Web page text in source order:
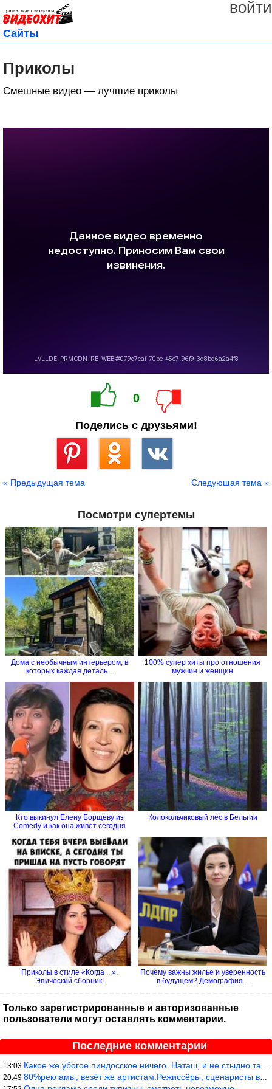
войти
Сайты
Приколы
Смешные видео — лучшие приколы
0
Поделись с друзьями!
« Предыдущая тема Следующая тема »
Посмотри супертемы
Дома с необычным интерьером, в
которых каждая деталь...
100% супер хиты про отношения
мужчин и женщин
Кто выкинул Елену Борщеву из
Comedy и как она живет сегодня
Колокольчиковый лес в Бельгии
Приколы в стиле «Когда ...».
Эпический сборник!
Почему важны жилье и уверенность
в будущем? Демография...
Только зарегистрированные и авторизованные
пользователи могут оставлять комментарии.
Последние комментарии
13:03 Какое же убогое пиндосское ничего. Наташ, и не стыдно такую фигн
20:49 80%рекламы, везёт же артистам.Режиссёры, сценаристы вы где или к